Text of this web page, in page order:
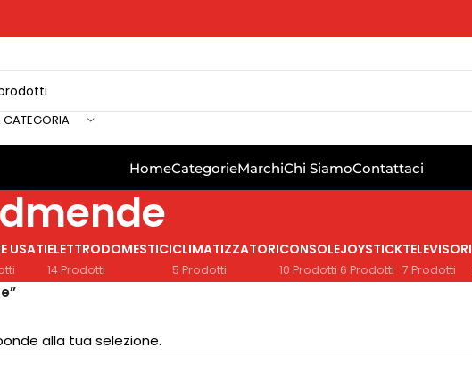
CATEGORIA
HomeCategorieMarchiChi SiamoContattaci
USATIELETTRODOMESTICI
14 Prodotti
CLIMATIZZATORI
5 Prodotti
CONSOLE
10 Prodotti
JOYSTICK
6 Prodotti
TELEVISORI
7 Prodotti
alla tua selezione.